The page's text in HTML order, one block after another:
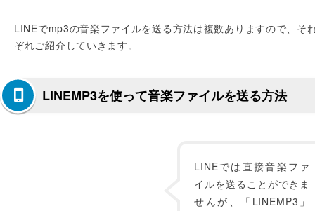
LINEでmp3の音楽ファイルを送る方法は複数ありますので、そ
ぞれご紹介していきます。
LINEMP3を使って音楽ファイルを送る方法
LINEでは直接音楽ファ
イルを送ることができま
せんが、「LINEMP3」